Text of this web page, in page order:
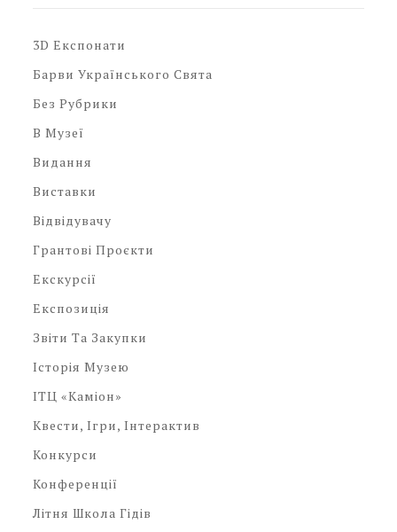
3D Експонати
Барви Українського Свята
Без Рубрики
В Музеї
Видання
Виставки
Відвідувачу
Грантові Проєкти
Екскурсії
Експозиція
Звіти Та Закупки
Історія Музею
ІТЦ «Каміон»
Квести, Ігри, Інтерактив
Конкурси
Конференції
Літня Школа Гідів